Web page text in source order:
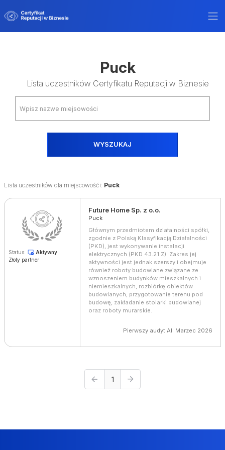
Puck
Lista uczestników Certyfikatu Reputacji w Biznesie
WYSZUKAJ
Lista uczestników dla miejscowośći: Puck
Status:
Aktywny
Złoty partner
Future Home Sp. z o.o.
Puck
Głównym przedmiotem działalności spółki,
zgodnie z Polską Klasyfikacją Działalności
(PKD), jest wykonywanie instalacji
elektrycznych (PKD 43.21.Z). Zakres jej
aktywności jest jednak szerszy i obejmuje
również roboty budowlane związane ze
wznoszeniem budynków mieszkalnych i
niemieszkalnych, rozbiórkę obiektów
budowlanych, przygotowanie terenu pod
budowę, zakładanie stolarki budowlanej
oraz roboty murarskie.
Pierwszy audyt AI: Marzec 2026
1